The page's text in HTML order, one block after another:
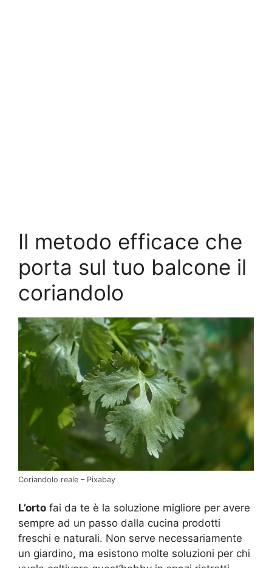
Il metodo efficace che
porta sul tuo balcone il
coriandolo
Coriandolo reale – Pixabay
L’orto fai da te è la soluzione migliore per avere
sempre ad un passo dalla cucina prodotti
freschi e naturali. Non serve necessariamente
un giardino, ma esistono molte soluzioni per chi